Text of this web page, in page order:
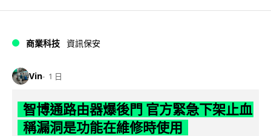
商業科技 資訊保安
Vin 1 日
智博通路由器爆後門 官方緊急下架止血
稱漏洞是功能在維修時使用